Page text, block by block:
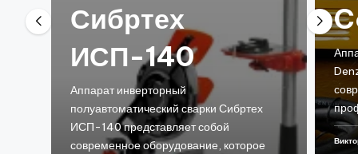
Сибртех
ИСП-140
Аппарат инверторный
полуавтоматический сварки Сибртех
ИСП-140 представляет собой
современное оборудование, которое